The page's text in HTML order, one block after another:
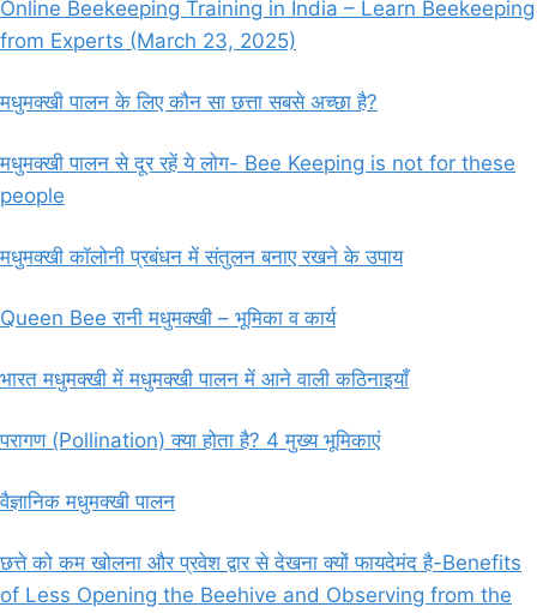
Online Beekeeping Training in India – Learn Beekeeping
from Experts (March 23, 2025)
मधुमक्खी पालन के लिए कौन सा छत्ता सबसे अच्छा है?
मधुमक्खी पालन से दूर रहें ये लोग- Bee Keeping is not for these
people
मधुमक्खी कॉलोनी प्रबंधन में संतुलन बनाए रखने के उपाय
Queen Bee रानी मधुमक्खी – भूमिका व कार्य
भारत मधुमक्खी में मधुमक्खी पालन में आने वाली कठिनाइयाँ
परागण (Pollination) क्या होता है? 4 मुख्य भूमिकाएं
वैज्ञानिक मधुमक्खी पालन
छत्ते को कम खोलना और प्रवेश द्वार से देखना क्यों फायदेमंद है-Benefits
of Less Opening the Beehive and Observing from the